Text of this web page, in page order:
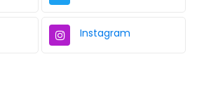
Instagram